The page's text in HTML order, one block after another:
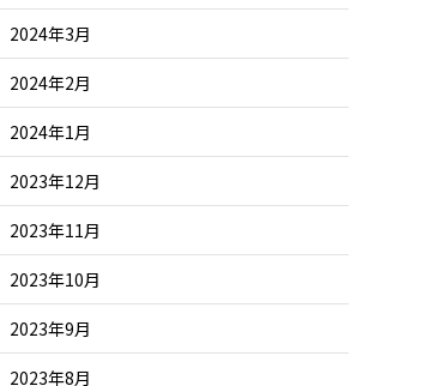
2024年3月
2024年2月
2024年1月
2023年12月
2023年11月
2023年10月
2023年9月
2023年8月